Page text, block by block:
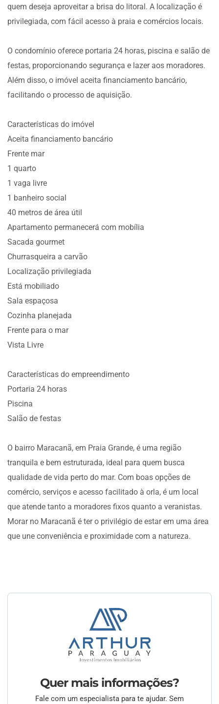
quem deseja aproveitar a brisa do litoral. A localização é
privilegiada, com fácil acesso à praia e comércios locais.
O condomínio oferece portaria 24 horas, piscina e salão de
festas, proporcionando segurança e lazer aos moradores.
Além disso, o imóvel aceita financiamento bancário,
facilitando o processo de aquisição.
Características do imóvel
Aceita financiamento bancário
Frente mar
1 quarto
1 vaga livre
1 banheiro social
40 metros de área útil
Apartamento permanecerá com mobília
Sacada gourmet
Churrasqueira a carvão
Localização privilegiada
Está mobiliado
Sala espaçosa
Cozinha planejada
Frente para o mar
Vista Livre
Características do empreendimento
Portaria 24 horas
Piscina
Salão de festas
O bairro Maracanã, em Praia Grande, é uma região
tranquila e bem estruturada, ideal para quem busca
qualidade de vida perto do mar. Com boas opções de
comércio, serviços e acesso facilitado à orla, é um local
que atende tanto a moradores fixos quanto a veranistas.
Morar no Maracanã é ter o privilégio de estar em uma área
que une conveniência e proximidade com a natureza.
Quer mais informações?
Fale com um especialista para te ajudar. Sem